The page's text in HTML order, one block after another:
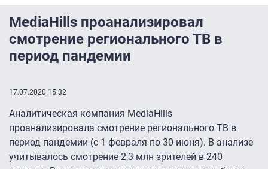
MediaHills проанализировал
смотрение регионального ТВ в
период пандемии
17.07.2020 15:32
Аналитическая компания MediaHills
проанализировала смотрение регионального ТВ в
период пандемии (с 1 февраля по 30 июня). В анализе
учитывалось смотрение 2,3 млн зрителей в 240